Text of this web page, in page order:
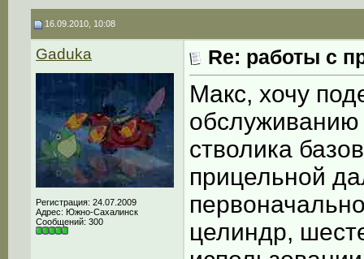
16.09.2010, 10:08
Gaduka
Регистрация: 24.07.2009
Адрес: Южно-Сахалинск
Сообщений: 300
Re: работы с
Макс, хочу
обслуживанию
стволика
прицельной
целиндр,